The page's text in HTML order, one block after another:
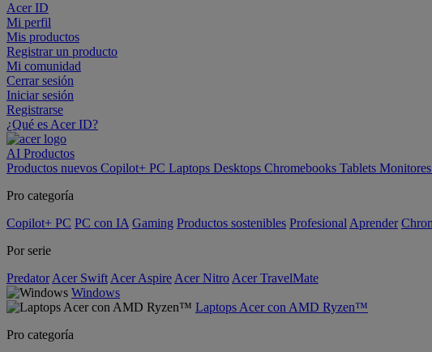
Acer ID
Mi perfil
Mis productos
Registrar un producto
Mi comunidad
Cerrar sesión
Iniciar sesión
Registrarse
¿Qué es Acer ID?
AI Productos
Productos nuevos Copilot+ PC Laptops Desktops Chromebooks Tablets Monitores
Pro categoría
Copilot+ PC PC con IA Gaming Productos sostenibles Profesional Aprender
Por serie
Predator Acer Swift Acer Aspire Acer Nitro Acer TravelMate
Windows
Laptops Acer con AMD Ryzen™
Pro categoría